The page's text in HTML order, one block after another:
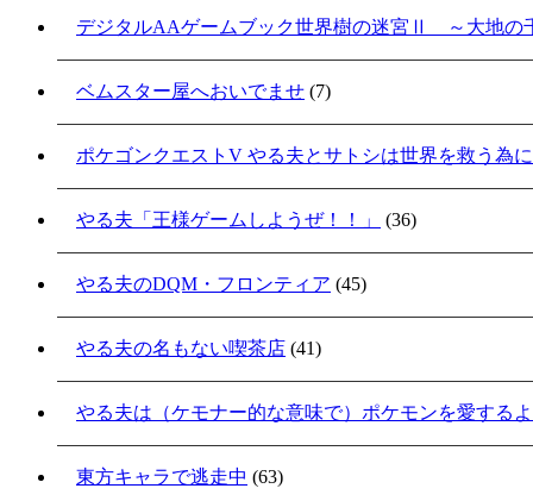
デジタルAAゲームブック世界樹の迷宮Ⅱ ～大地の
ベムスター屋へおいでませ (7)
ポケゴンクエストV やる夫とサトシは世界を救う為
やる夫「王様ゲームしようぜ！！」 (36)
やる夫のDQM・フロンティア (45)
やる夫の名もない喫茶店 (41)
やる夫は（ケモナー的な意味で）ポケモンを愛する
東方キャラで逃走中 (63)